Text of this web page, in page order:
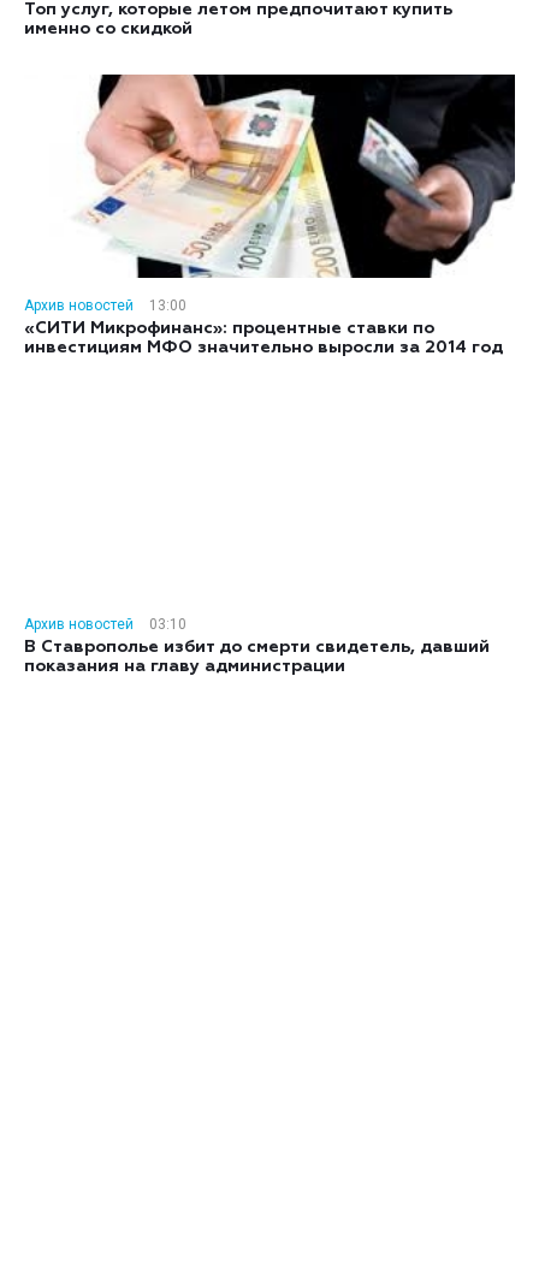
Топ услуг, которые летом предпочитают купить
именно со скидкой
Архив новостей
13:00
«СИТИ Микрофинанс»: процентные ставки по
инвестициям МФО значительно выросли за 2014 год
Архив новостей
03:10
В Ставрополье избит до смерти свидетель, давший
показания на главу администрации